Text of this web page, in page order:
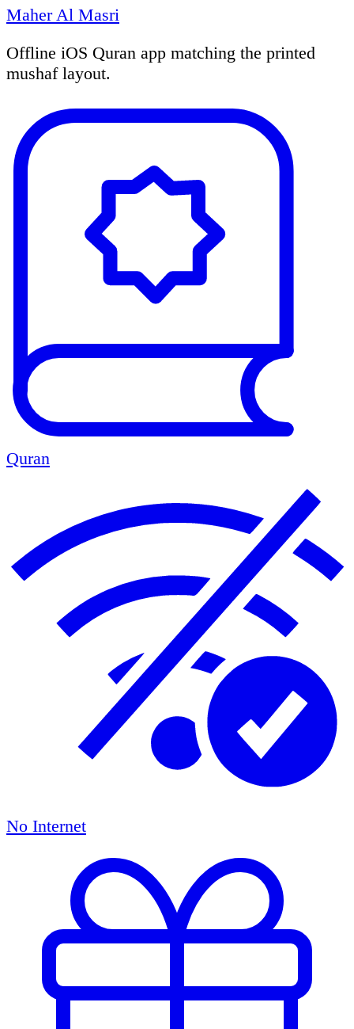
Maher Al Masri
Offline iOS Quran app matching the printed
mushaf layout.
Quran
No Internet